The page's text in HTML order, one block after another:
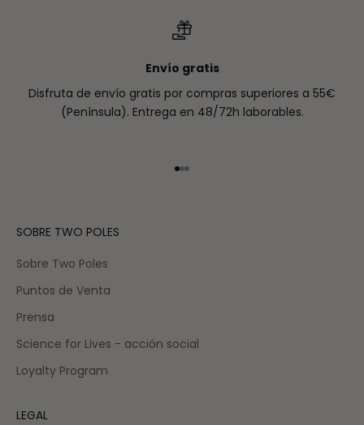
Envío gratis
Disfruta de envío gratis por compras superiores a 55€
(Península). Entrega en 48/72h laborables.
Ir al artículo 1
Ir al artículo 2
Ir al artículo 3
SOBRE TWO POLES
Sobre Two Poles
Puntos de Venta
Prensa
Science for Lives - acción social
Loyalty Program
LEGAL